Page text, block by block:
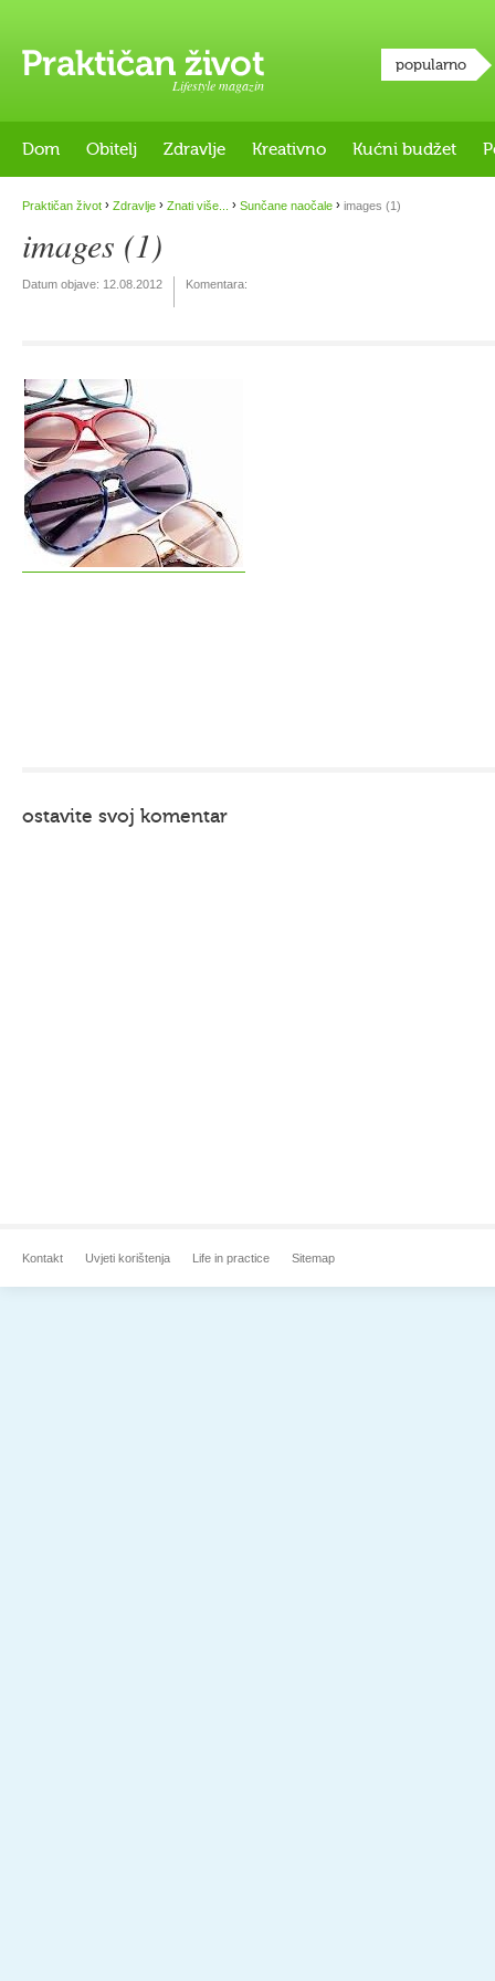
Lifestyle magazin
popularno
Dom Obitelj Zdravlje Kreativno Kućni budžet
Praktičan život › Zdravlje › Znati više... › Sunčane naočale › images (1)
images (1)
Datum objave: 12.08.2012 Komentara:
ostavite svoj komentar
Kontakt Uvjeti korištenja Life in practice Sitemap